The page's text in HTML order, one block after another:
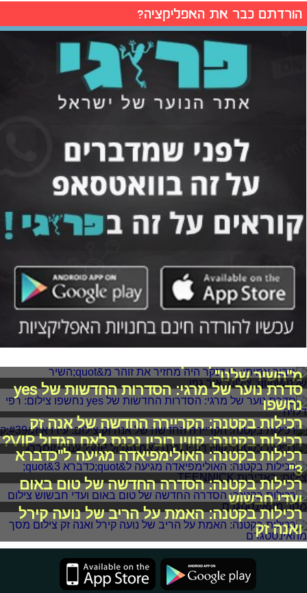
הורדתם כבר את האפליקציה?
מ"השיר שלנו"
סדרת נוער של מרגי: הסדרות החדשות של yes
נחשפו
רכילות בקטנה: הקריירה החדשה של אנה זק
רכילות בקטנה: קווין רובין נכנס לאח הגדול VIP?
רכילות בקטנה: האולימפיאדה מגיעה ל"כדברא
3"
רכילות בקטנה: הסדרה החדשה של טום באום
ועדי חבשוש
רכילות בקטנה: האמת על הריב של נועה קירל
ואנה זק